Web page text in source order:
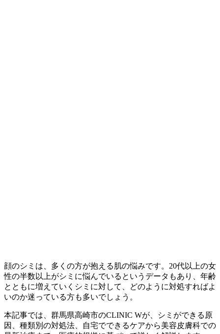
顔のシミは、多くの方が抱える肌の悩みです。20代以上の女
性の半数以上がシミに悩んでいるというデータもあり、年齢
とともに増えていくシミに対して、どのように対処すればよ
いのか迷っている方も多いでしょう。
本記事では、群馬県高崎市のCLINIC Wが、シミができる原
因、種類別の対処法、自宅でできるケアから美容皮膚科での